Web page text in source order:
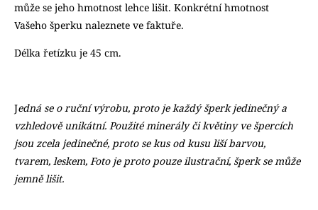
může se jeho hmotnost lehce lišit. Konkrétní hmotnost
Vašeho šperku naleznete ve faktuře.
Délka řetízku je 45 cm.
Jedná se o ruční výrobu, proto je každý šperk jedinečný a
vzhledově unikátní. Použité minerály či květiny ve špercích
jsou zcela jedinečné, proto se kus od kusu liší barvou,
tvarem, leskem, Foto je proto pouze ilustrační, šperk se může
jemně lišit.